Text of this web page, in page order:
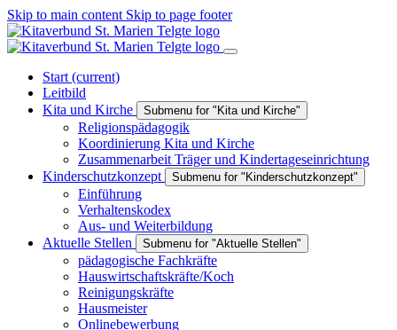
Skip to main content Skip to page footer
Start (current)
Leitbild
Kita und Kirche
Submenu for "Kita und Kirche"
Religionspädagogik
Koordinierung Kita und Kirche
Zusammenarbeit Träger und Kindertageseinrichtung
Kinderschutzkonzept
Submenu for "Kinderschutzkonzept"
Einführung
Verhaltenskodex
Aus- und Weiterbildung
Aktuelle Stellen
Submenu for "Aktuelle Stellen"
pädagogische Fachkräfte
Hauswirtschaftskräfte/Koch
Reinigungskräfte
Hausmeister
Onlinebewerbung